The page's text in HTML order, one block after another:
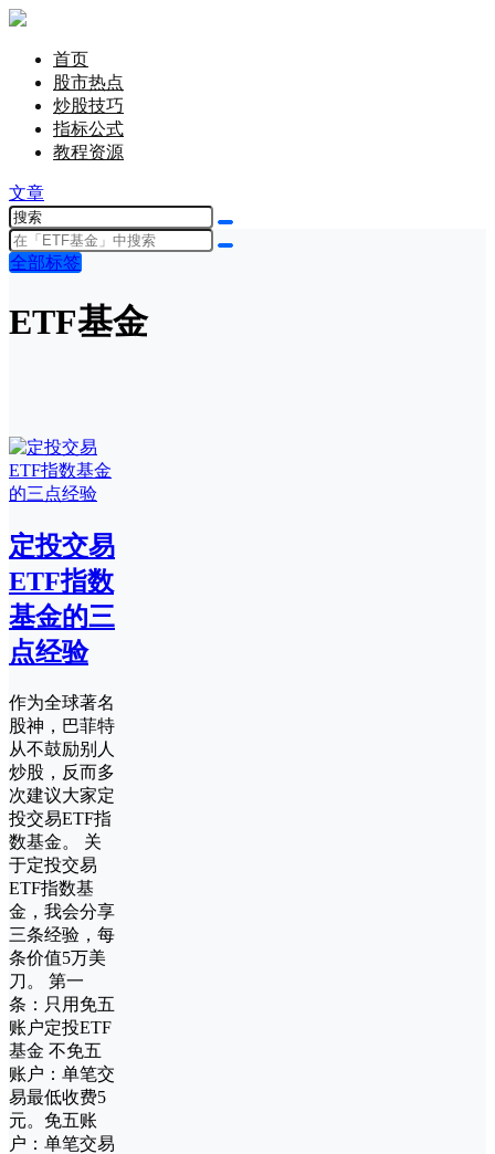
首页
股市热点
炒股技巧
指标公式
教程资源
文章
全部标签
ETF基金
定投交易
ETF指数
基金的三
点经验
作为全球著名
股神，巴菲特
从不鼓励别人
炒股，反而多
次建议大家定
投交易ETF指
数基金。 关
于定投交易
ETF指数基
金，我会分享
三条经验，每
条价值5万美
刀。 第一
条：只用免五
账户定投ETF
基金 不免五
账户：单笔交
易最低收费5
元。免五账
户：单笔交易